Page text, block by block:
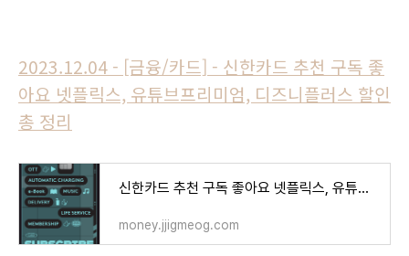
2023.12.04 - [금융/카드] - 신한카드 추천 구독 좋
아요 넷플릭스, 유튜브프리미엄, 디즈니플러스 할인
총 정리
신한카드 추천 구독 좋아요 넷플릭스, 유튜브프리미엄, 디즈니플러스 할인 총 정리
money.jjigmeog.com